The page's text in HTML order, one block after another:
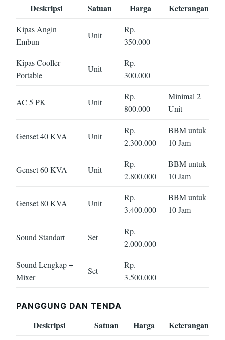
Deskripsi Satuan Harga Keterangan
Kipas Angin
Embun
Unit
Rp.
350.000
Kipas Cooller
Portable
Unit
Rp.
300.000
AC 5 PK Unit
Rp.
800.000
Minimal 2
Unit
Genset 40 KVA Unit
Rp.
2.300.000
BBM untuk
10 Jam
Genset 60 KVA Unit
Rp.
2.800.000
BBM untuk
10 Jam
Genset 80 KVA Unit
Rp.
3.400.000
BBM untuk
10 Jam
Sound Standart Set
Rp.
2.000.000
Sound Lengkap +
Mixer
Set
Rp.
3.500.000
PANGGUNG DAN TENDA
Deskripsi Satuan Harga Keterangan